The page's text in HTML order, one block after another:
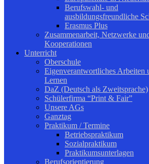
Berufswahl- und
ausbildungsfreundliche
Erasmus Plus
Zusammenarbeit, Netzwerke
Kooperationen
Unterricht
Oberschule
Eigenverantwortliches Arbeiten
Lernen
DaZ (Deutsch als Zweitsprache)
Schülerfirma “Print & Fair”
Unsere AGs
Ganztag
Praktikum / Termine
Betriebspraktikum
Sozialpraktikum
Praktikumsunterlagen
Berufsorientierung